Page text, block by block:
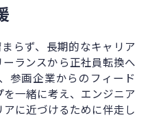
らず、 長期的なキャリア
ーランスから正社員転換へ
参画企業からのフィード
一緒に考え、 エンジニア
アに近づけるために伴走し